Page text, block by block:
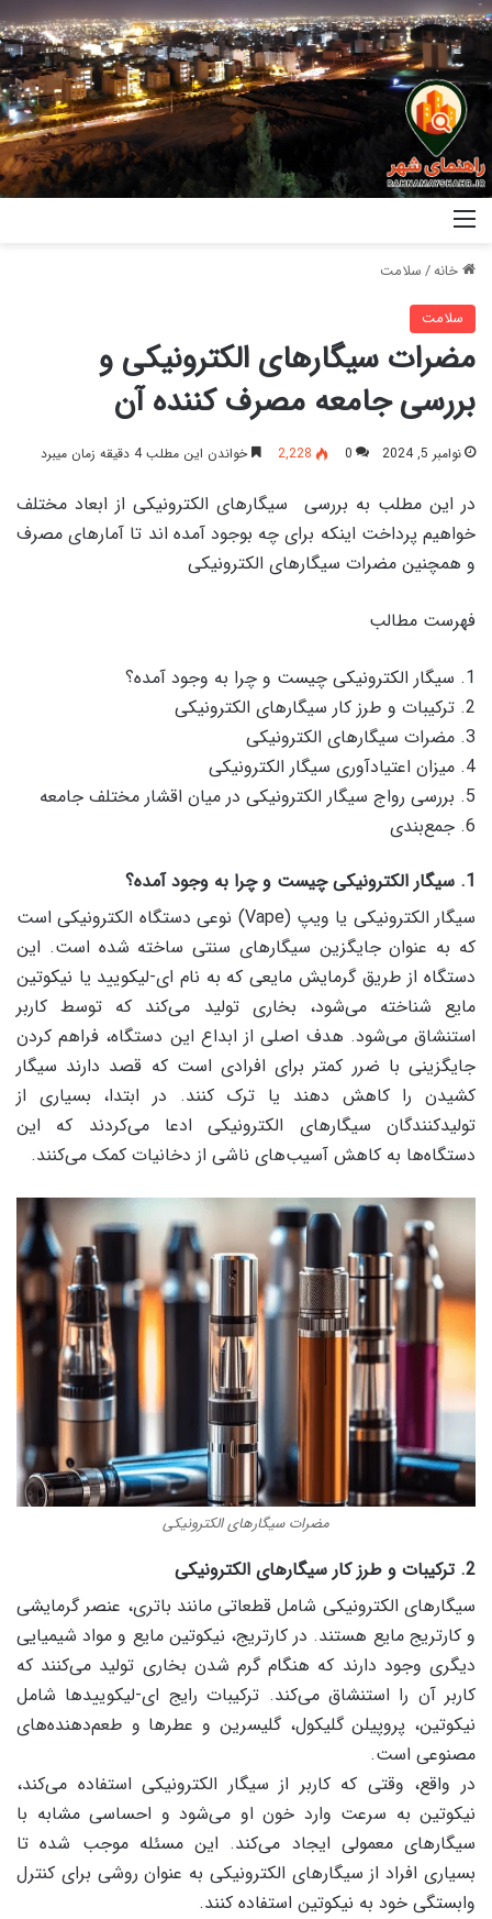
خانه/سلامت
سلامت
مضرات سیگارهای الکترونیکی و
بررسی جامعه مصرف کننده آن
نوامبر 5, 2024 0
2,228 خواندن این مطلب 4 دقیقه زمان میبرد
در این مطلب به بررسی سیگارهای الکترونیکی از ابعاد مختلف
خواهیم پرداخت اینکه برای چه بوجود آمده اند تا آمارهای مصرف
و همچنین مضرات سیگارهای الکترونیکی
فهرست مطالب
1. سیگار الکترونیکی چیست و چرا به وجود آمده؟
2. ترکیبات و طرز کار سیگارهای الکترونیکی
3. مضرات سیگارهای الکترونیکی
4. میزان اعتیادآوری سیگار الکترونیکی
5. بررسی رواج سیگار الکترونیکی در میان اقشار مختلف جامعه
6. جمع‌بندی
1. سیگار الکترونیکی چیست و چرا به وجود آمده؟
سیگار الکترونیکی یا ویپ (Vape) نوعی دستگاه الکترونیکی است
که به عنوان جایگزین سیگارهای سنتی ساخته شده است. این
دستگاه از طریق گرمایش مایعی که به نام ای-لیکویید یا نیکوتین
مایع شناخته می‌شود، بخاری تولید می‌کند که توسط کاربر
استنشاق می‌شود. هدف اصلی از ابداع این دستگاه، فراهم کردن
جایگزینی با ضرر کمتر برای افرادی است که قصد دارند سیگار
کشیدن را کاهش دهند یا ترک کنند. در ابتدا، بسیاری از
تولیدکنندگان سیگارهای الکترونیکی ادعا می‌کردند که این
دستگاه‌ها به کاهش آسیب‌های ناشی از دخانیات کمک می‌کنند.
مضرات سیگارهای الکترونیکی
2. ترکیبات و طرز کار سیگارهای الکترونیکی
سیگارهای الکترونیکی شامل قطعاتی مانند باتری، عنصر گرمایشی
و کارتریج مایع هستند. در کارتریج، نیکوتین مایع و مواد شیمیایی
دیگری وجود دارند که هنگام گرم شدن بخاری تولید می‌کنند که
کاربر آن را استنشاق می‌کند. ترکیبات رایج ای-لیکوییدها شامل
نیکوتین، پروپیلن گلیکول، گلیسرین و عطرها و طعم‌دهنده‌های
مصنوعی است.
در واقع، وقتی که کاربر از سیگار الکترونیکی استفاده می‌کند،
نیکوتین به سرعت وارد خون او می‌شود و احساسی مشابه با
سیگارهای معمولی ایجاد می‌کند. این مسئله موجب شده تا
بسیاری افراد از سیگارهای الکترونیکی به عنوان روشی برای کنترل
وابستگی خود به نیکوتین استفاده کنند.